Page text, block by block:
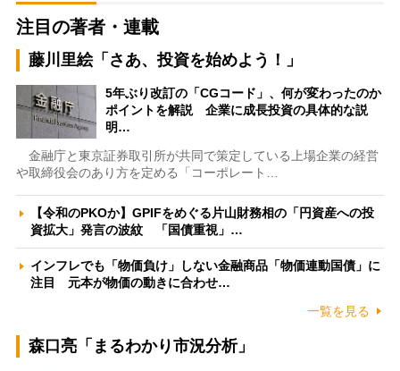
注目の著者・連載
藤川里絵「さあ、投資を始めよう！」
5年ぶり改訂の「CGコード」、何が変わったのか
ポイントを解説 企業に成長投資の具体的な説
明…
金融庁と東京証券取引所が共同で策定している上場企業の経営
や取締役会のあり方を定める「コーポレート…
【令和のPKOか】GPIFをめぐる片山財務相の「円資産への投
資拡大」発言の波紋 「国債重視」…
インフレでも「物価負け」しない金融商品「物価連動国債」に
注目 元本が物価の動きに合わせ…
一覧を見る
森口亮「まるわかり市況分析」